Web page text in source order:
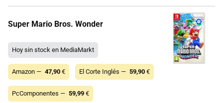
Super Mario Bros. Wonder
Hoy sin stock en MediaMarkt
Amazon — 47,90 € El Corte Inglés — 59,90 €
PcComponentes — 59,99 €